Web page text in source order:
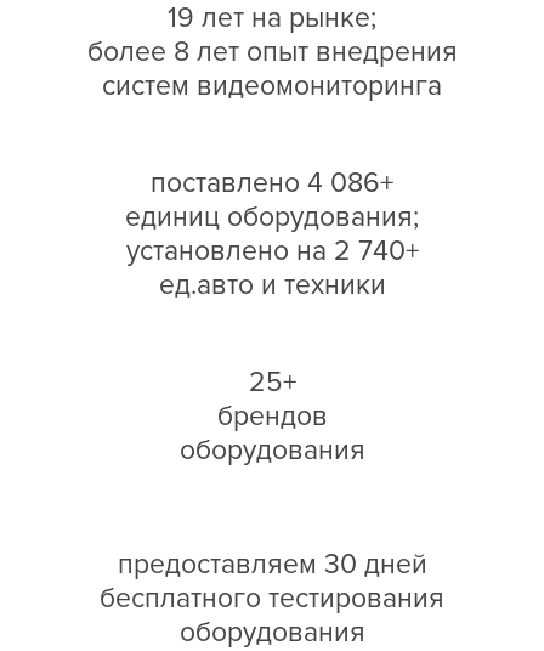
19 лет на рынке;
более 8 лет опыт внедрения
систем видеомониторинга
поставлено 4 086+
единиц оборудования;
установлено на 2 740+
ед.авто и техники
25+
брендов
оборудования
предоставляем 30 дней
бесплатного тестирования
оборудования